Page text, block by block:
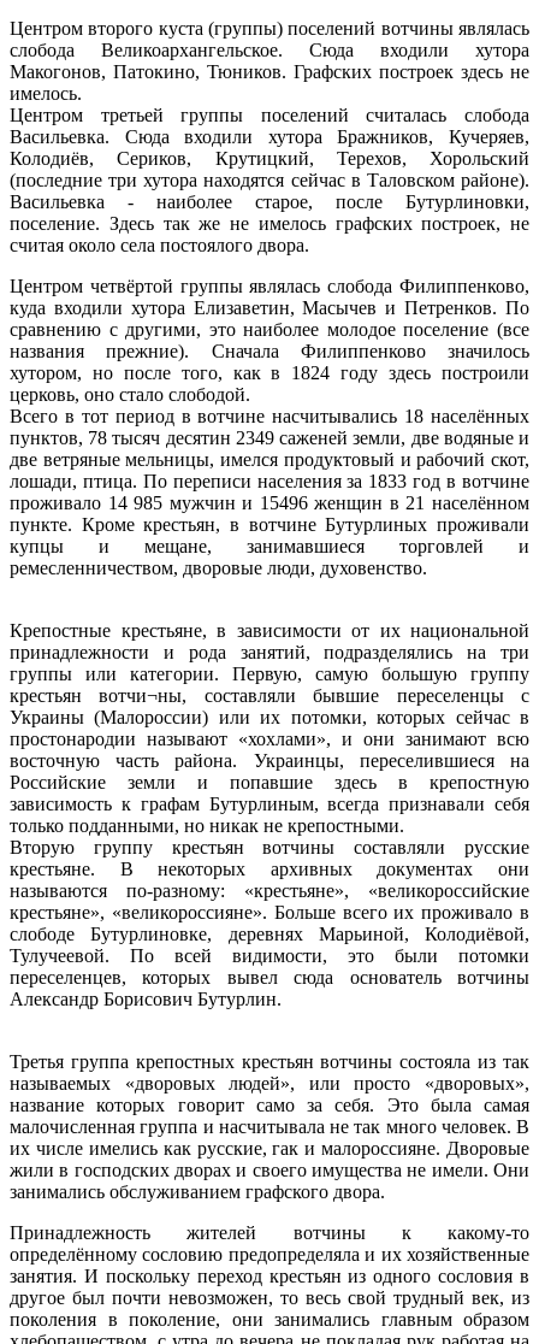
Центром второго куста (группы) поселений вотчины являлась
слобода Великоархангельское. Сюда входили хутора
Макогонов, Патокино, Тюников. Графских построек здесь не
имелось.
Центром третьей группы поселений считалась слобода
Васильевка. Сюда входили хутора Бражников, Кучеряев,
Колодиёв, Сериков, Крутицкий, Терехов, Хорольский
(последние три хутора находятся сейчас в Таловском районе).
Васильевка - наиболее старое, после Бутурлиновки,
поселение. Здесь так же не имелось графских построек, не
считая около села постоялого двора.
Центром четвёртой группы являлась слобода Филиппенково,
куда входили хутора Елизаветин, Масычев и Петренков. По
сравнению с другими, это наиболее молодое поселение (все
названия прежние). Сначала Филиппенково значилось
хутором, но после того, как в 1824 году здесь построили
церковь, оно стало слободой.
Всего в тот период в вотчине насчитывались 18 населённых
пунктов, 78 тысяч десятин 2349 саженей земли, две водяные и
две ветряные мельницы, имелся продуктовый и рабочий скот,
лошади, птица. По переписи населения за 1833 год в вотчине
проживало 14 985 мужчин и 15496 женщин в 21 населённом
пункте. Кроме крестьян, в вотчине Бутурлиных проживали
купцы и мещане, занимавшиеся торговлей и
ремесленничеством, дворовые люди, духовенство.
Крепостные крестьяне, в зависимости от их национальной
принадлежности и рода занятий, подразделялись на три
группы или категории. Первую, самую большую группу
крестьян вотчи¬ны, составляли бывшие переселенцы с
Украины (Малороссии) или их потомки, которых сейчас в
простонародии называют «хохлами», и они занимают всю
восточную часть района. Украинцы, переселившиеся на
Российские земли и попавшие здесь в крепостную
зависимость к графам Бутурлиным, всегда признавали себя
только подданными, но никак не крепостными.
Вторую группу крестьян вотчины составляли русские
крестьяне. В некоторых архивных документах они
называются по-разному: «крестьяне», «великороссийские
крестьяне», «великороссияне». Больше всего их проживало в
слободе Бутурлиновке, деревнях Марьиной, Колодиёвой,
Тулучеевой. По всей видимости, это были потомки
переселенцев, которых вывел сюда основатель вотчины
Александр Борисович Бутурлин.
Третья группа крепостных крестьян вотчины состояла из так
называемых «дворовых людей», или просто «дворовых»,
название которых говорит само за себя. Это была самая
малочисленная группа и насчитывала не так много человек. В
их числе имелись как русские, гак и малороссияне. Дворовые
жили в господских дворах и своего имущества не имели. Они
занимались обслуживанием графского двора.
Принадлежность жителей вотчины к какому-то
определённому сословию предопределяла и их хозяйственные
занятия. И поскольку переход крестьян из одного сословия в
другое был почти невозможен, то весь свой трудный век, из
поколения в поколение, они занимались главным образом